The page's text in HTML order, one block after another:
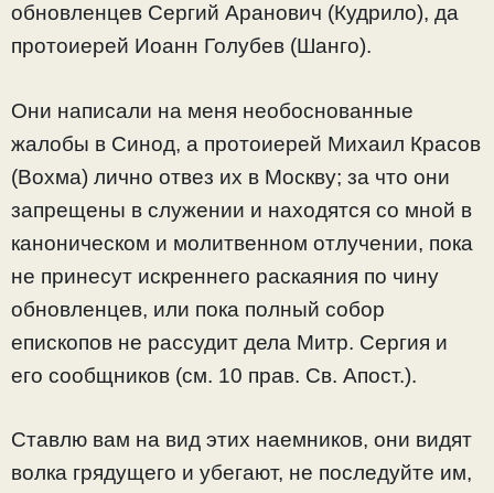
обновленцев Сергий Аранович (Кудрило), да
протоиерей Иоанн Голубев (Шанго).
Они написали на меня необоснованные
жалобы в Синод, а протоиерей Михаил Красов
(Вохма) лично отвез их в Москву; за что они
запрещены в служении и находятся со мной в
каноническом и молитвенном отлучении, пока
не принесут искреннего раскаяния по чину
обновленцев, или пока полный собор
епископов не рассудит дела Митр. Сергия и
его сообщников (см. 10 прав. Св. Апост.).
Ставлю вам на вид этих наемников, они видят
волка грядущего и убегают, не последуйте им,